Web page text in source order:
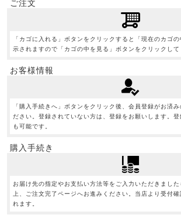
ご注文
「カゴに入れる」ボタンをクリックすると「現在のカゴ
示されますので「カゴの中を見る」ボタンをクリックして
お客様情報
「購入手続きへ」ボタンをクリック後、会員登録がお済
ださい。登録されていない方は、登録をお願いします。登
も可能です。
購入手続き
お届け先の指定やお支払い方法等をご入力いただきまし
上、ご注文完了ページへお進みください。当店より受付確
れます。